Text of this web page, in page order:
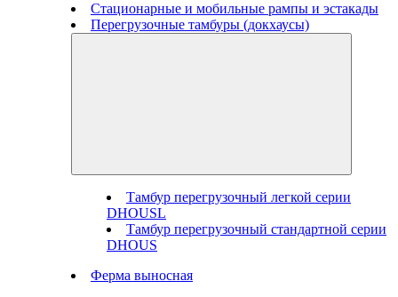
Стационарные и мобильные рампы и эстакады
Перегрузочные тамбуры (докхаусы)
Тамбур перегрузочный легкой серии
DHOUSL
Тамбур перегрузочный стандартной серии
DHOUS
Ферма выносная